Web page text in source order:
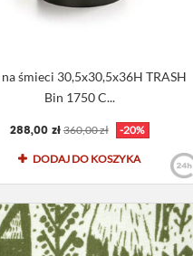
na śmieci 30,5x30,5x36H TRASH
Bin 1750 C...
288,00 zł 360,00 zł -20%
DODAJ DO KOSZYKA